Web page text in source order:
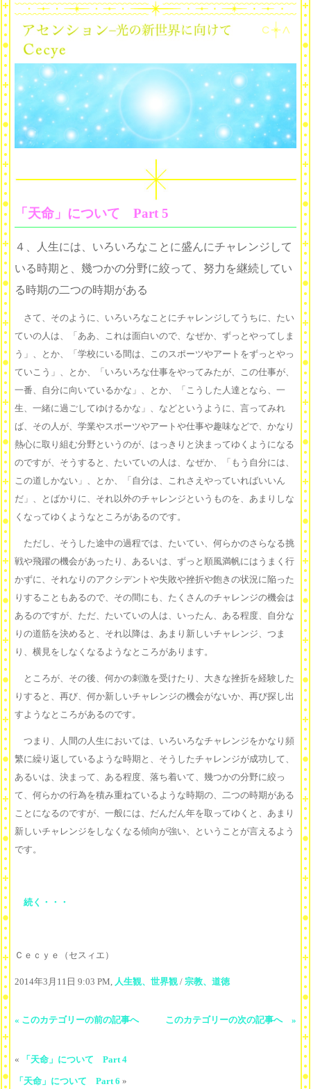
「天命」について Part 5
４、人生には、いろいろなことに盛んにチャレンジして
いる時期と、幾つかの分野に絞って、努力を継続してい
る時期の二つの時期がある
さて、そのように、いろいろなことにチャレンジしてうちに、たい
ていの人は、「ああ、これは面白いので、なぜか、ずっとやってしま
う」、とか、「学校にいる間は、このスポーツやアートをずっとやっ
ていこう」、とか、「いろいろな仕事をやってみたが、この仕事が、
一番、自分に向いているかな」、とか、「こうした人達となら、一
生、一緒に過ごしてゆけるかな」、などというように、言ってみれ
ば、その人が、学業やスポーツやアートや仕事や趣味などで、かなり
熱心に取り組む分野というのが、はっきりと決まってゆくようになる
のですが、そうすると、たいていの人は、なぜか、「もう自分には、
この道しかない」、とか、「自分は、これさえやっていればいいん
だ」、とばかりに、それ以外のチャレンジというものを、あまりしな
くなってゆくようなところがあるのです。
ただし、そうした途中の過程では、たいてい、何らかのさらなる挑
戦や飛躍の機会があったり、あるいは、ずっと順風満帆にはうまく行
かずに、それなりのアクシデントや失敗や挫折や飽きの状況に陥った
りすることもあるので、その間にも、たくさんのチャレンジの機会は
あるのですが、ただ、たいていの人は、いったん、ある程度、自分な
りの道筋を決めると、それ以降は、あまり新しいチャレンジ、つま
り、横見をしなくなるようなところがあります。
ところが、その後、何かの刺激を受けたり、大きな挫折を経験した
りすると、再び、何か新しいチャレンジの機会がないか、再び探し出
すようなところがあるのです。
つまり、人間の人生においては、いろいろなチャレンジをかなり頻
繁に繰り返しているような時期と、そうしたチャレンジが成功して、
あるいは、決まって、ある程度、落ち着いて、幾つかの分野に絞っ
て、何らかの行為を積み重ねているような時期の、二つの時期がある
ことになるのですが、一般には、だんだん年を取ってゆくと、あまり
新しいチャレンジをしなくなる傾向が強い、ということが言えるよう
です。
続く・・・
Ｃｅｃｙｅ（セスィエ）
2014年3月11日 9:03 PM, 人生観、世界観 / 宗教、道徳
« このカテゴリーの前の記事へ このカテゴリーの次の記事へ »
« 「天命」について Part 4
「天命」について Part 6 »